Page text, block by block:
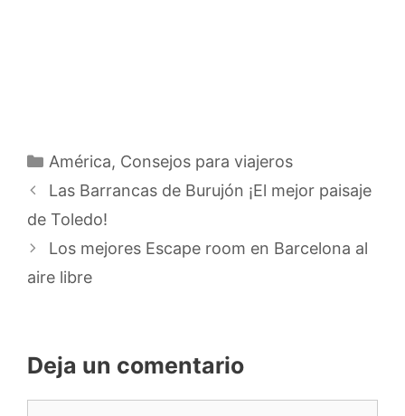
Categorías
América, Consejos para viajeros
Las Barrancas de Burujón ¡El mejor paisaje
de Toledo!
Los mejores Escape room en Barcelona al
aire libre
Deja un comentario